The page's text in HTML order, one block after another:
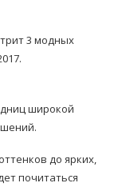
3 модных
широкой
до ярких,
почитаться